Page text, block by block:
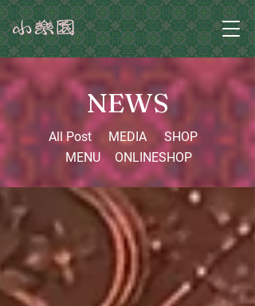
NEWS
All Post
MENU
MEDIA
SHOP
ONLINESHOP